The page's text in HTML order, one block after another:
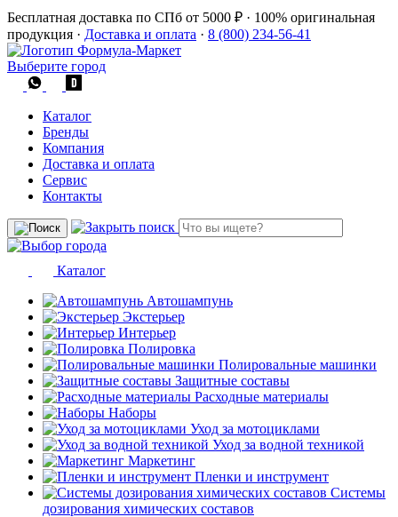
Бесплатная доставка по СПб от 5000 ₽ · 100% оригинальная
продукция · Доставка и оплата · 8 (800) 234-56-41
Выберите город
Каталог
Бренды
Компания
Доставка и оплата
Сервис
Контакты
Каталог
Автошампунь
Экстерьер
Интерьер
Полировка
Полировальные машинки
Защитные составы
Расходные материалы
Наборы
Уход за мотоциклами
Уход за водной техникой
Маркетинг
Пленки и инструмент
Системы
дозирования химических составов